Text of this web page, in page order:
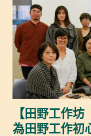
【田野工作
為田野工作初